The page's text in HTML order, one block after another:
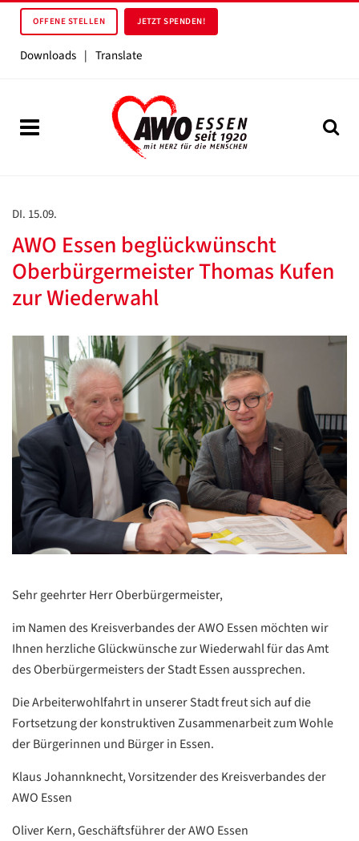
OFFENE STELLEN JETZT SPENDEN!
Downloads | Translate
DI. 15.09.
AWO Essen beglückwünscht
Oberbürgermeister Thomas Kufen
zur Wiederwahl
Sehr geehrter Herr Oberbürgermeister,
im Namen des Kreisverbandes der AWO Essen möchten wir
Ihnen herzliche Glückwünsche zur Wiederwahl für das Amt
des Oberbürgermeisters der Stadt Essen aussprechen.
Die Arbeiterwohlfahrt in unserer Stadt freut sich auf die
Fortsetzung der konstruktiven Zusammenarbeit zum Wohle
der Bürgerinnen und Bürger in Essen.
Klaus Johannknecht, Vorsitzender des Kreisverbandes der
AWO Essen
Oliver Kern, Geschäftsführer der AWO Essen